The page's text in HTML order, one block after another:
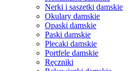
Nerki i saszetki damskie
Okulary damskie
Opaski damskie
Paski damskie
Plecaki damskie
Portfele damskie
Ręczniki